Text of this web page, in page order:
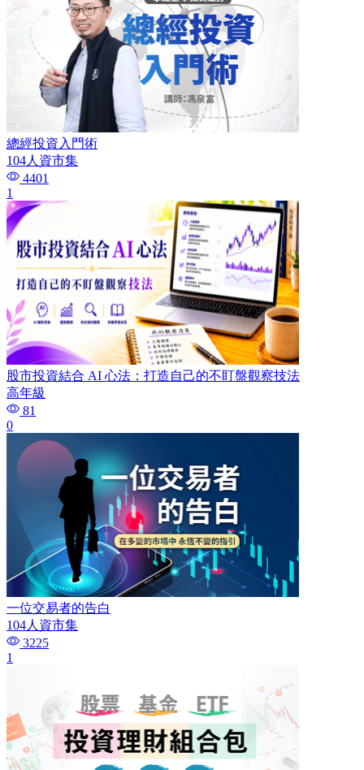
總經投資入門術
104人資市集
4401
1
股市投資結合 AI 心法：打造自己的不盯盤觀察技法
高年級
81
0
一位交易者的告白
104人資市集
3225
1